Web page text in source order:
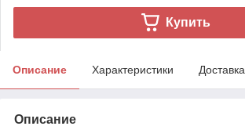
Купить
Описание Характеристики Доставка
Описание